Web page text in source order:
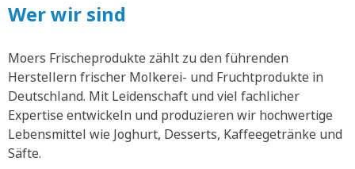
Wer wir sind
Moers Frischeprodukte zählt zu den führenden
Herstellern frischer Molkerei- und Fruchtprodukte in
Deutschland. Mit Leidenschaft und viel fachlicher
Expertise entwickeln und produzieren wir hochwertige
Lebensmittel wie Joghurt, Desserts, Kaffeegetränke und
Säfte.